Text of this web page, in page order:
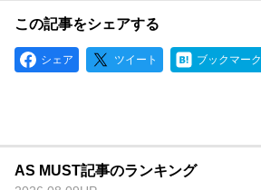
この記事をシェアする
シェア ツイート ブックマーク
AS MUST記事のランキング